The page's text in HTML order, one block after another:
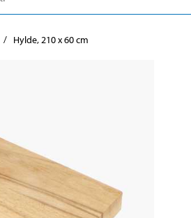
Hylde, 210 x 60 cm